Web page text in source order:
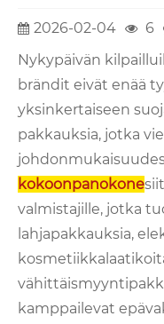
2026-02-04 6
Nykypäivän
brändit eivät enää
yksinkertaiseen
pakkauksia, jotka
kokoonpanokone
valmistajille, jotka
lahjapakkauksia,
kamppailevat